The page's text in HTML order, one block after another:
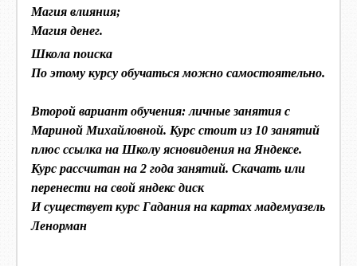
Магия влияния;
Магия денег.
Школа поиска
По этому курсу обучаться можно самостоятельно.
Второй вариант обучения: личные занятия с
Мариной Михайловной. Курс стоит из 10 занятий
плюс ссылка на Школу ясновидения на Яндексе.
Курс рассчитан на 2 года занятий. Скачать или
перенести на свой яндекс диск
И существует курс Гадания на картах мадемуазель
Ленорман